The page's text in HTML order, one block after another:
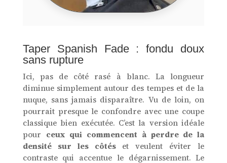
Taper Spanish Fade : fondu doux
sans rupture
Ici, pas de côté rasé à blanc. La longueur
diminue simplement autour des tempes et de la
nuque, sans jamais disparaître. Vu de loin, on
pourrait presque le confondre avec une coupe
classique bien exécutée. C’est la version idéale
pour ceux qui commencent à perdre de la
densité sur les côtéset veulent éviter le
contraste qui accentue le dégarnissement. Le